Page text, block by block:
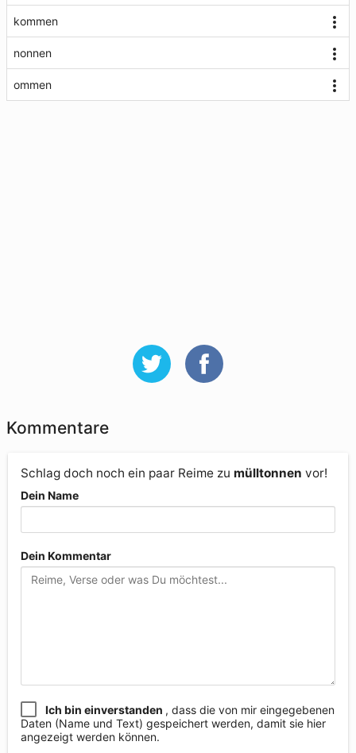
kommen
nonnen
ommen
Kommentare
Schlag doch noch ein paar Reime zu mülltonnen vor!
Dein Name
Dein Kommentar
Ich bin einverstanden , dass die von mir eingegebenen
Daten (Name und Text) gespeichert werden, damit sie hier
angezeigt werden können.